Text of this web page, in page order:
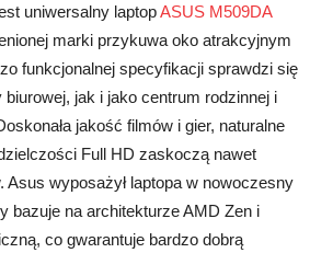
uniwersalny laptopASUS M509DA
marki przykuwa oko atrakcyjnym
funkcjonalnej specyfikacji sprawdzi się
jak i jako centrum rodzinnej i
jakość filmów i gier, naturalne
Full HD zaskoczą nawet
Asus wyposażył laptopa w nowoczesny
bazuje na architekturze AMD Zen i
co gwarantuje bardzo dobrą